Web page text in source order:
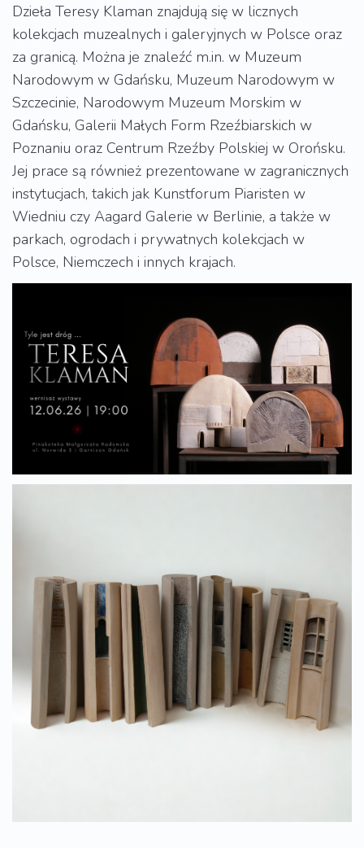
Dzieła Teresy Klaman znajdują się w licznych
kolekcjach muzealnych i galeryjnych w Polsce oraz
za granicą. Można je znaleźć m.in. w Muzeum
Narodowym w Gdańsku, Muzeum Narodowym w
Szczecinie, Narodowym Muzeum Morskim w
Gdańsku, Galerii Małych Form Rzeźbiarskich w
Poznaniu oraz Centrum Rzeźby Polskiej w Orońsku.
Jej prace są również prezentowane w zagranicznych
instytucjach, takich jak Kunstforum Piaristen w
Wiedniu czy Aagard Galerie w Berlinie, a także w
parkach, ogrodach i prywatnych kolekcjach w
Polsce, Niemczech i innych krajach.